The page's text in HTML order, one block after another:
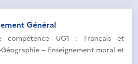
Général
compétence UG1 : Français et
– Enseignement moral et